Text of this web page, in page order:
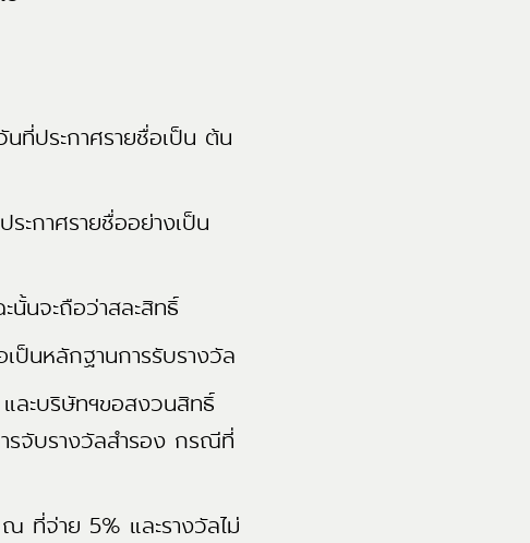
ที่ประกาศรายชื่อเป็น ต้น
ะกาศรายชื่ออย่างเป็น
นจะถือว่าสละสิทธิ์
ป็นหลักฐานการรับรางวัล
ละบริษัทฯขอสงวนสิทธิ์
รจับรางวัลสำรอง กรณีที่
ที่จ่าย 5% และรางวัลไม่